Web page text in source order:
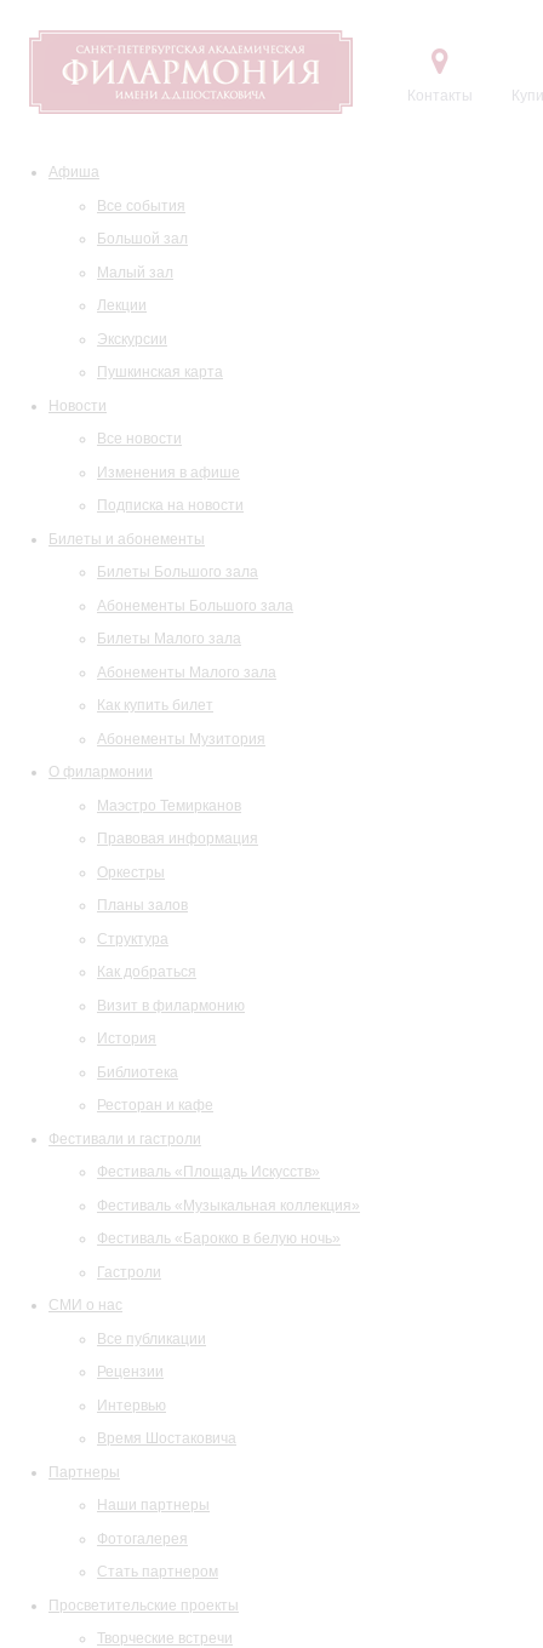
Контакты
Афиша
Все события
Большой зал
Малый зал
Лекции
Экскурсии
Пушкинская карта
Новости
Все новости
Изменения в афише
Подписка на новости
Билеты и абонементы
Билеты Большого зала
Абонементы Большого зала
Билеты Малого зала
Абонементы Малого зала
Как купить билет
Абонементы Музитория
О филармонии
Маэстро Темирканов
Правовая информация
Оркестры
Планы залов
Структура
Как добраться
Визит в филармонию
История
Библиотека
Ресторан и кафе
Фестивали и гастроли
Фестиваль «Площадь Искусств»
Фестиваль «Музыкальная коллекция»
Фестиваль «Барокко в белую ночь»
Гастроли
СМИ о нас
Все публикации
Рецензии
Интервью
Время Шостаковича
Партнеры
Наши партнеры
Фотогалерея
Стать партнером
Просветительские проекты
Творческие встречи